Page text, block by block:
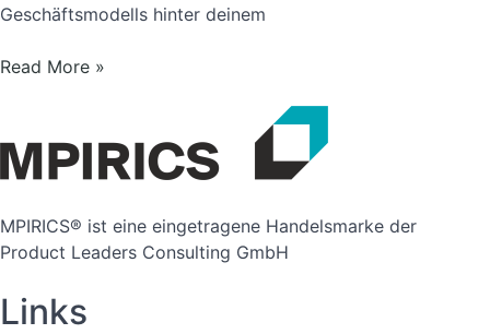
Geschäftsmodells hinter deinem
Advanced
Product
Owner
Read More »
MPIRICS® ist eine eingetragene Handelsmarke der
Product Leaders Consulting GmbH
Links